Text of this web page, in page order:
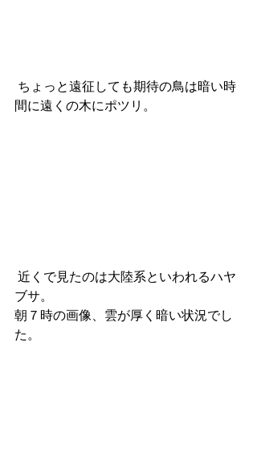
間に遠くの木にポツリ。
ブサ。
朝７時の画像、雲が厚く暗い状況でし
た。